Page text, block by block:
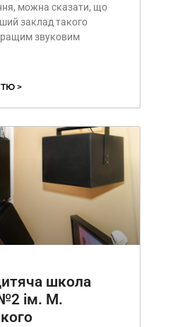
можна сказати, що
заклад такого
звуковим
>
школа
ім. М.